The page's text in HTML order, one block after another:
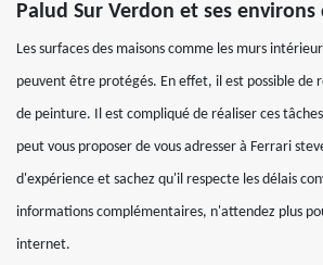
Palud Sur Verdon et ses environs
Les surfaces des maisons comme les murs
peuvent être protégés. En effet, il est possible de
de peinture. Il est compliqué de réaliser ces
peut vous proposer de vous adresser à Ferrari
d'expérience et sachez qu'il respecte les délais
informations complémentaires, n'attendez plus
internet.